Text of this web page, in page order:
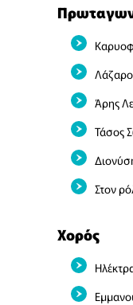
Άρης
Τάσος
Στον
Χορός